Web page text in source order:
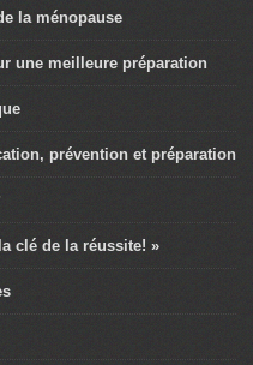
la ménopause
une meilleure préparation
prévention et préparation
clé de la réussite! »